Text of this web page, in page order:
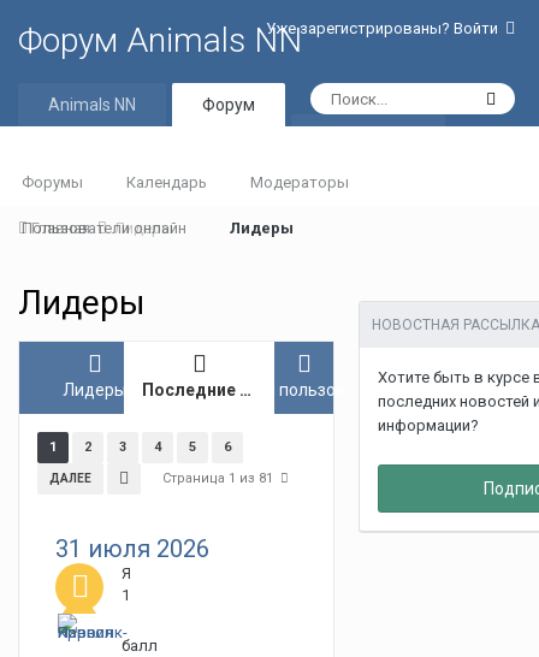
Форум Animals NNУже зарегистрированы? Войти
Animals NN Форум
Форумы Календарь Модераторы
Пользователи онлайн Лидеры
Главная Лидеры
Лидеры
Лидеры Последние лидеры
1 2 3 4 5 6
ДАЛЕЕ Страница 1 из 81
31 июля 2026
1
балл
НОВОСТНАЯ РАССЫЛКА
Хотите быть в курсе
последних новостей
информации?